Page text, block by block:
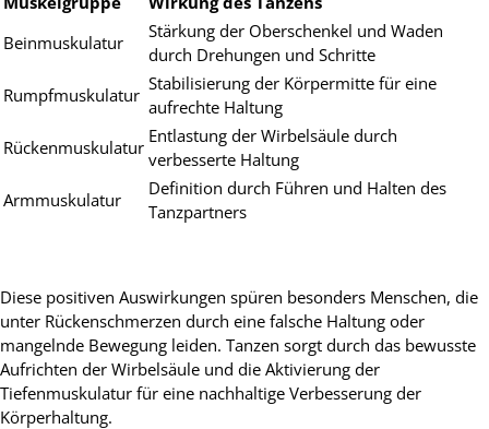
Beinmuskulatur
Stärkung der Oberschenkel und Waden
durch Drehungen und Schritte
Rumpfmuskulatur
Stabilisierung der Körpermitte für eine
aufrechte Haltung
Rückenmuskulatur
Entlastung der Wirbelsäule durch
verbesserte Haltung
Armmuskulatur
Definition durch Führen und Halten des
Tanzpartners
Diese positiven Auswirkungen spüren besonders Menschen, die
unter Rückenschmerzen durch eine falsche Haltung oder
mangelnde Bewegung leiden. Tanzen sorgt durch das bewusste
Aufrichten der Wirbelsäule und die Aktivierung der
Tiefenmuskulatur für eine nachhaltige Verbesserung der
Körperhaltung.